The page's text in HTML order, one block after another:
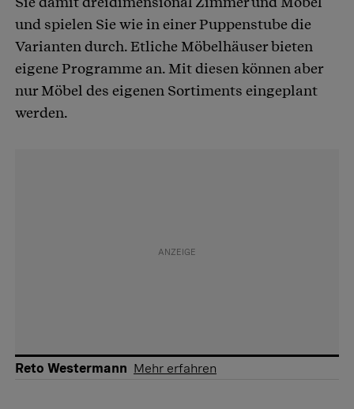
und spielen Sie wie in einer Puppenstube die
Varianten durch. Etliche Möbelhäuser bieten
eigene Programme an. Mit diesen können aber
nur Möbel des eigenen Sortiments eingeplant
werden.
Reto Westermann Mehr erfahren